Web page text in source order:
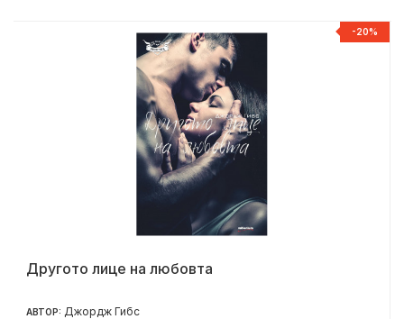
-20%
Другото лице на любовта
АВТОР: Джордж Гибс